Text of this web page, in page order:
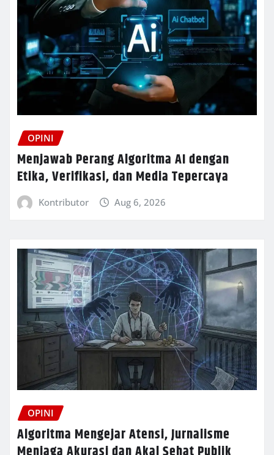
OPINI
Menjawab Perang Algoritma AI dengan
Etika, Verifikasi, dan Media Tepercaya
Kontributor Aug 6, 2026
OPINI
Algoritma Mengejar Atensi, Jurnalisme